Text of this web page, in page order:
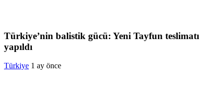
Türkiye’nin balistik gücü: Yeni Tayfun teslimatı
yapıldı
Türkiye 1 ay önce